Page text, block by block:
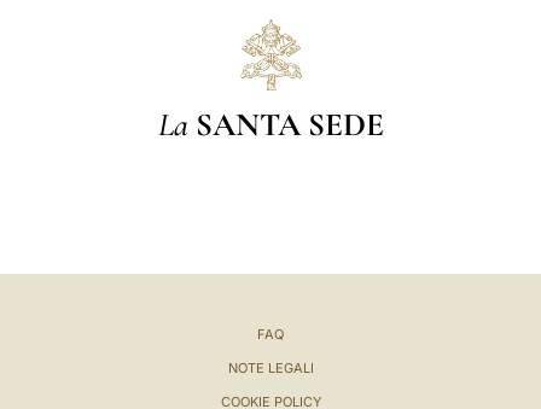
La SANTA SEDE
FAQ
NOTE LEGALI
COOKIE POLICY